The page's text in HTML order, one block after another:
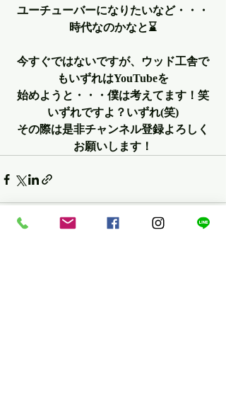
ユーチューバーになりたいなど・・・
時代なのかなと⌛
今すぐではないですが、ウッド工舎で
もいずれはYouTubeを
始めようと・・・僕は考えてます！笑
いずれですよ？いずれ(笑)
その際は是非チャンネル登録よろしく
お願いします！